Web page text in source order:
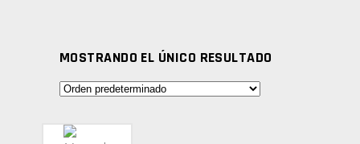
MOSTRANDO EL ÚNICO RESULTADO